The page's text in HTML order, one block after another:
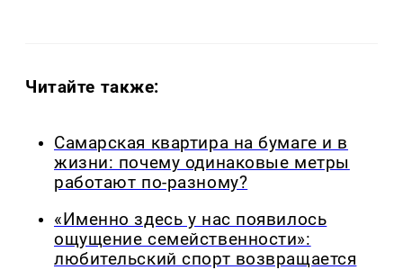
Читайте также:
Самарская квартира на бумаге и в
жизни: почему одинаковые метры
работают по-разному?
«Именно здесь у нас появилось
ощущение семейственности»:
любительский спорт возвращается